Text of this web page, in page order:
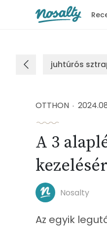
juhtúrós
OTTHON
A 3
Nosalty
Az egyik